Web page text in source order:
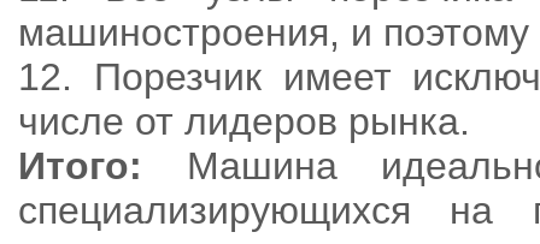
машиностроения, и
12. Порезчик имеет
числе от лидеров рынка.
Итого: Машина
специализирующихся на